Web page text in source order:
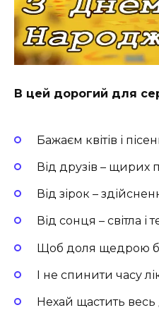
В цей дорогий для
Бажаєм квітів і
Від друзів – щирих
Від зірок –
Від сонця – світла і
Щоб доля щедрою
І не спинити часу
Нехай щастить весь